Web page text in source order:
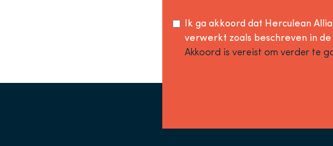
Ik ga akkoord dat Herculean
verwerkt zoals beschreven in de
Akkoord is vereist om verder te